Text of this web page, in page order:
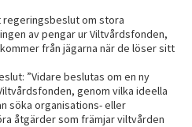
om stora
av pengar ur Viltvårdsfonden,
från jägarna när de löser sitt
”Vidare beslutas om en ny
genom vilka ideella
söka organisations- eller
åtgärder som främjar viltvården